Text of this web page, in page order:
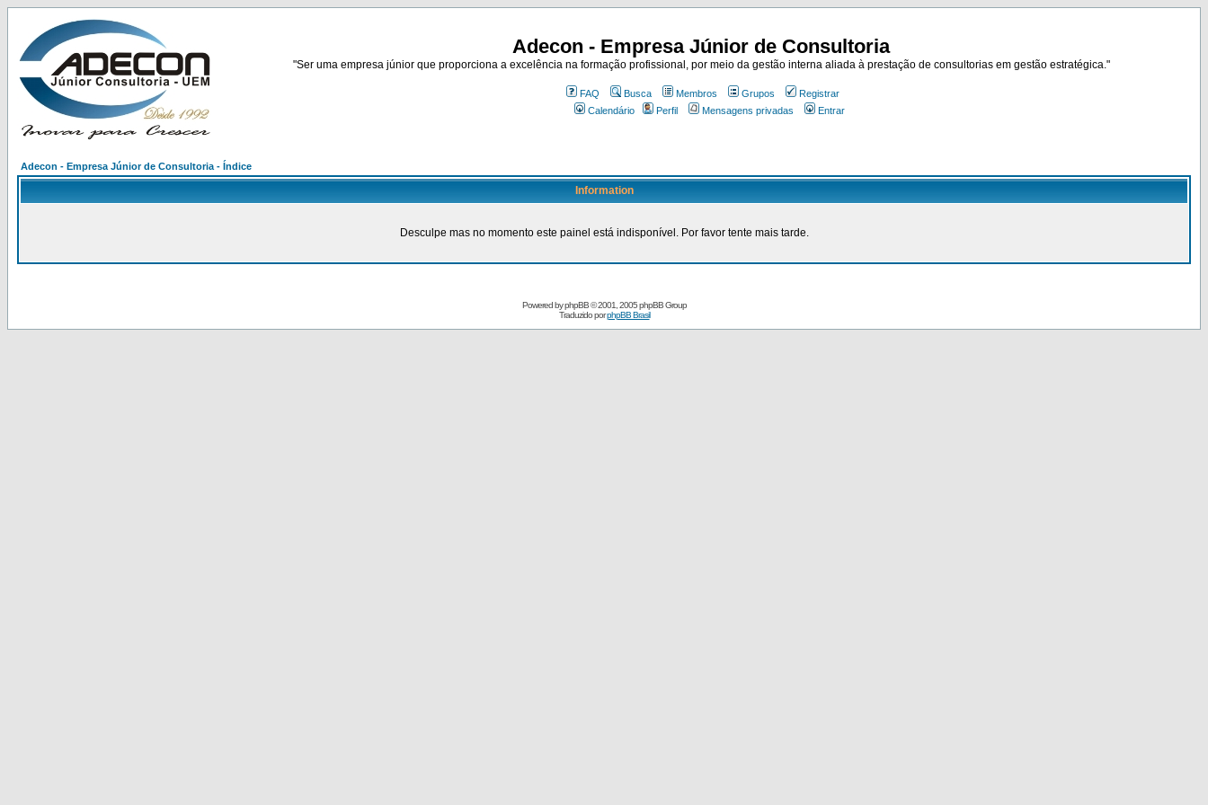
Adecon - Empresa Júnior de Consultoria
"Ser uma empresa júnior que proporciona a excelência na formação profissional, por meio da gestão interna aliada à prestação de consultorias em gestão estratégica."
FAQ Busca Membros Grupos
Registrar
Calendário
Perfil Mensagens privadas Entrar
Adecon - Empresa Júnior de Consultoria - Índice
Information
Desculpe mas no momento este painel está indisponível. Por favor tente mais tarde.
Powered byphpBB© 2001, 2005 phpBB Group
Traduzido porphpBB Brasil